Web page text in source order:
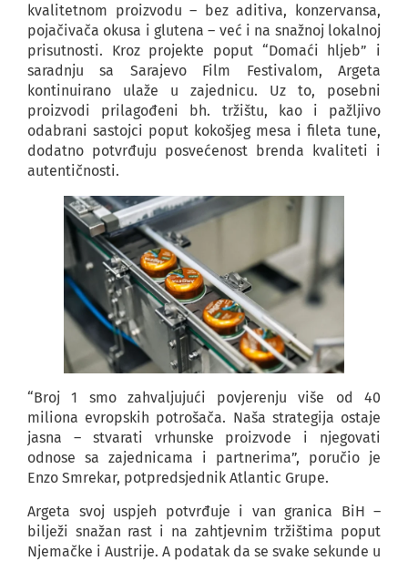
kvalitetnom proizvodu – bez aditiva, konzervansa,
pojačivača okusa i glutena – već i na snažnoj lokalnoj
prisutnosti. Kroz projekte poput “Domaći hljeb” i
saradnju sa Sarajevo Film Festivalom, Argeta
kontinuirano ulaže u zajednicu. Uz to, posebni
proizvodi prilagođeni bh. tržištu, kao i pažljivo
odabrani sastojci poput kokošjeg mesa i fileta tune,
dodatno potvrđuju posvećenost brenda kvaliteti i
autentičnosti.
“Broj 1 smo zahvaljujući povjerenju više od 40
miliona evropskih potrošača. Naša strategija ostaje
jasna – stvarati vrhunske proizvode i njegovati
odnose sa zajednicama i partnerima”, poručio je
Enzo Smrekar, potpredsjednik Atlantic Grupe.
Argeta svoj uspjeh potvrđuje i van granica BiH –
bilježi snažan rast i na zahtjevnim tržištima poput
Njemačke i Austrije. A podatak da se svake sekunde u